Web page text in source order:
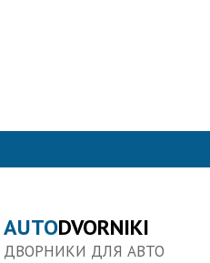
AUTODVORNIKI
ДВОРНИКИ ДЛЯ АВТО